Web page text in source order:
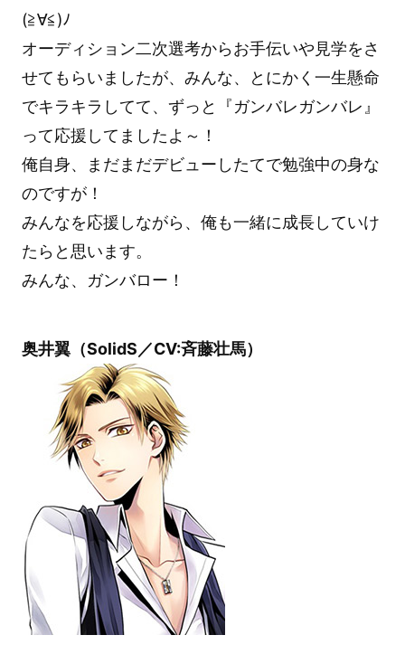
(≧∀≦)ﾉ
オーディション二次選考からお手伝いや見学をさ
せてもらいましたが、みんな、とにかく一生懸命
でキラキラしてて、ずっと『ガンバレガンバレ』
って応援してましたよ～！
俺自身、まだまだデビューしたてで勉強中の身な
のですが！
みんなを応援しながら、俺も一緒に成長していけ
たらと思います。
みんな、ガンバロー！
奥井翼（SolidS／CV:斉藤壮馬）